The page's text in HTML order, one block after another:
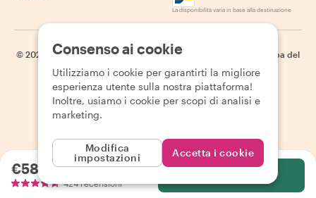
€58.82a persona
424 recensioni
La disponibilità varia in base alla destinazione
© 2026 Withlocals.com | Informativa sulla privacy
Mappa del
Consenso ai cookie
Utilizziamo i cookie per garantirti la migliore
esperienza utente sulla nostra piattaforma!
Inoltre, usiamo i cookie per scopi di analisi e
marketing.
Modifica
impostazioni
Accetta i cookie